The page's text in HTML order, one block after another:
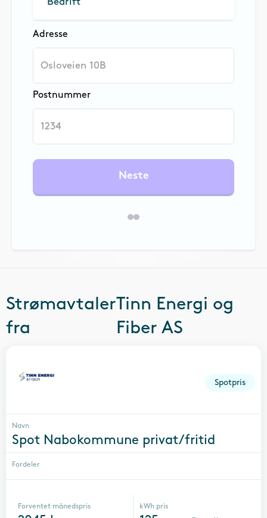
Adresse
Postnummer
Neste
Strømavtaler
fra
Tinn Energi og
Fiber AS
Spotpris
Navn
Spot Nabokommune privat/fritid
Fordeler
Forventet månedspris kWh pris